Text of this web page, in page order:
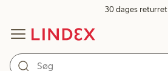
30 dages returret